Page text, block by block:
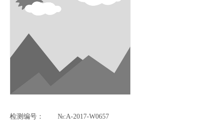
检测编号： №:A-2017-W0657